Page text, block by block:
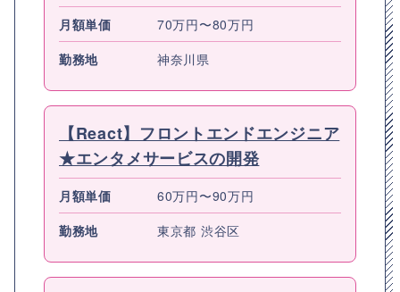
月額単価
70万円〜80万円
勤務地
神奈川県
【React】フロントエンドエンジニア
★エンタメサービスの開発
月額単価
60万円〜90万円
勤務地
東京都 渋谷区